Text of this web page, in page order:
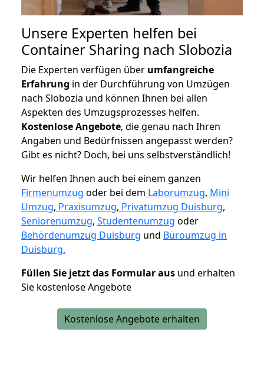
Unsere Experten helfen bei
Container Sharing nach Slobozia
Die Experten verfügen über umfangreiche
Erfahrung in der Durchführung von Umzügen
nach Slobozia und können Ihnen bei allen
Aspekten des Umzugsprozesses helfen.
Kostenlose Angebote, die genau nach Ihren
Angaben und Bedürfnissen angepasst werden?
Gibt es nicht? Doch, bei uns selbstverständlich!
Wir helfen Ihnen auch bei einem ganzen
Firmenumzug oder bei dem Laborumzug, Mini
Umzug, Praxisumzug, Privatumzug Duisburg,
Seniorenumzug, Studentenumzug oder
Behördenumzug Duisburg und Büroumzug in
Duisburg.
Füllen Sie jetzt das Formular aus und erhalten
Sie kostenlose Angebote
Kostenlose Angebote erhalten